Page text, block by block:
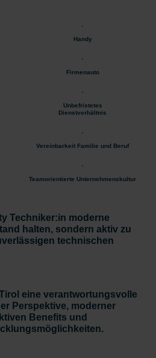
Handy
Firmenauto
Unbefristetes
Dienstverhältnis
Vereinbarkeit Familie und Beruf
Teamorientierte Unternehmenskultur
Techniker:in moderne
halten, sondern aktiv zu
technischen
eine verantwortungsvolle
Perspektive, moderner
Benefits und